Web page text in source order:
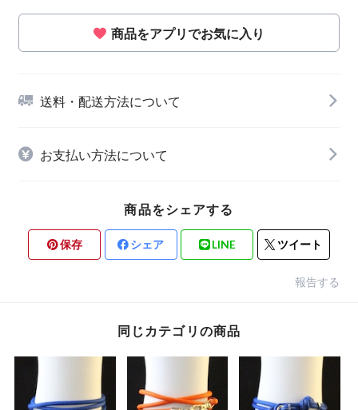
商品をアプリでお気に入り
送料・配送方法について
お支払い方法について
商品をシェアする
保存 シェア LINE ツイート
報告する
同じカテゴリの商品